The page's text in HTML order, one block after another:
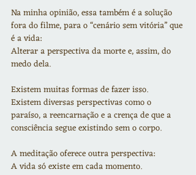
Na minha opinião, essa também é a solução
fora do filme, para o “cenário sem vitória” que
é a vida:
Alterar a perspectiva da morte e, assim, do
medo dela.
Existem muitas formas de fazer isso.
Existem diversas perspectivas como o
paraíso, a reencarnação e a crença de que a
consciência segue existindo sem o corpo.
A meditação oferece outra perspectiva:
A vida só existe em cada momento.